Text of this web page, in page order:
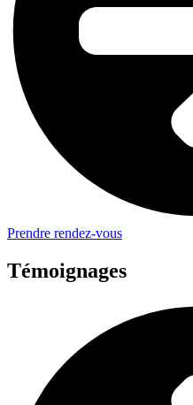
Prendre rendez-vous
Témoignages